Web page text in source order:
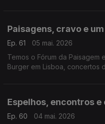
Paisagens, cravo e
Ep. 61
05 mai. 2026
Temos o Fórum da Paisagem
Burger em Lisboa, concertos
Espelhos, encontros e
Ep. 60 04 mai. 2026